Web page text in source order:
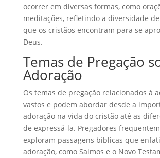
ocorrer em diversas formas, como
meditações, refletindo a diversidade
que os cristãos encontram para se
Deus.
Temas de Pregação
Adoração
Os temas de pregação relacionados à
vastos e podem abordar desde a
adoração na vida do cristão até as
de expressá-la. Pregadores
exploram passagens bíblicas que
adoração, como Salmos e o Novo